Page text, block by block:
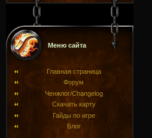
Меню сайта
Главная страница
Форум
Ченжлог/Changelog
Скачать карту
Гайды по игре
Блог